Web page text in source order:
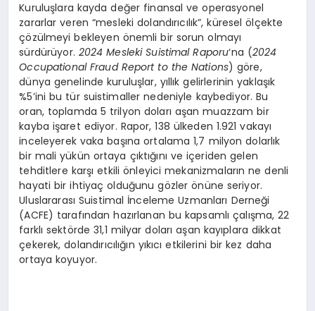
Kuruluşlara kayda değer finansal ve operasyonel
zararlar veren “mesleki dolandırıcılık”, küresel ölçekte
çözülmeyi bekleyen önemli bir sorun olmayı
sürdürüyor. 2024 Mesleki Suistimal Raporu‘na (2024
Occupational Fraud Report to the Nations) göre,
dünya genelinde kuruluşlar, yıllık gelirlerinin yaklaşık
%5’ini bu tür suistimaller nedeniyle kaybediyor. Bu
oran, toplamda 5 trilyon doları aşan muazzam bir
kayba işaret ediyor. Rapor, 138 ülkeden 1.921 vakayı
inceleyerek vaka başına ortalama 1,7 milyon dolarlık
bir mali yükün ortaya çıktığını ve içeriden gelen
tehditlere karşı etkili önleyici mekanizmaların ne denli
hayati bir ihtiyaç olduğunu gözler önüne seriyor.
Uluslararası Suistimal İnceleme Uzmanları Derneği
(ACFE) tarafından hazırlanan bu kapsamlı çalışma, 22
farklı sektörde 31,1 milyar doları aşan kayıplara dikkat
çekerek, dolandırıcılığın yıkıcı etkilerini bir kez daha
ortaya koyuyor.